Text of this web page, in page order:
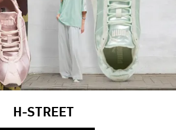
H-STREET